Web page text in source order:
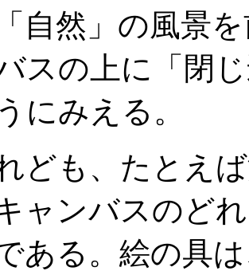
自然」の風景
スの上に「閉
にみえる。
ども、たとえ
ャンバスのど
ある。絵の具